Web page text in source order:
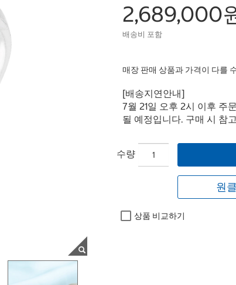
2,689,000
배송비 포함
매장 판매 상품과 가격이 다를
[배송지연안내]
7월 21일 오후 2시 이후 주
될 예정입니다. 구매 시 참
수량
원
상품 비교하기